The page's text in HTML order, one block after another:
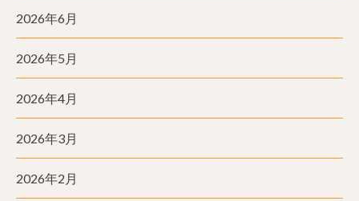
2026年6月
2026年5月
2026年4月
2026年3月
2026年2月